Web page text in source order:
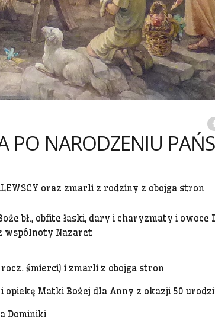
PO NARODZENIU
oraz zmarli z rodziny z obojga stron
bł., obfite łaski, dary i charyzmaty i owoce
wspólnoty Nazaret
rocz. śmierci) i zmarli z obojga stron
i opiekę Matki Bożej dla Anny z okazji 50
Dominiki